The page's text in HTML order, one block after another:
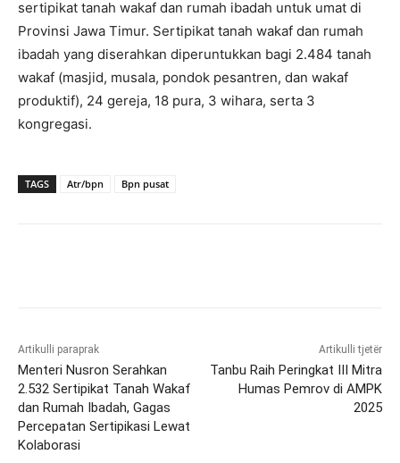
sertipikat tanah wakaf dan rumah ibadah untuk umat di
Provinsi Jawa Timur. Sertipikat tanah wakaf dan rumah
ibadah yang diserahkan diperuntukkan bagi 2.484 tanah
wakaf (masjid, musala, pondok pesantren, dan wakaf
produktif), 24 gereja, 18 pura, 3 wihara, serta 3
kongregasi.
TAGS Atr/bpn Bpn pusat
Artikulli paraprak
Menteri Nusron Serahkan
2.532 Sertipikat Tanah Wakaf
dan Rumah Ibadah, Gagas
Percepatan Sertipikasi Lewat
Kolaborasi
Artikulli tjetër
Tanbu Raih Peringkat III Mitra
Humas Pemrov di AMPK
2025